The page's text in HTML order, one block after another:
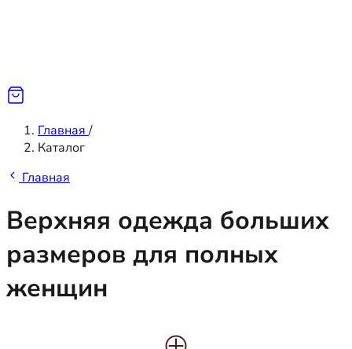
Главная /
Каталог
Главная
Верхняя одежда больших
размеров для полных
женщин